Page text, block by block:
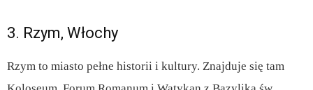
3. Rzym, Włochy
Rzym to miasto pełne historii i kultury. Znajduje się tam